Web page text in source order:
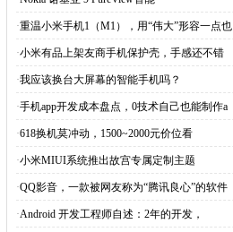
·重温小米手机1（M1），用“伟大”形容一点也
·小米有品上架友商手机保护壳，手感还不错
·我应该换台大屏幕的智能手机吗？
·手机app开发成本盘点，0技术自己也能制作a
·618换机莫冲动，1500~2000元价位看
·小米MIUI系统推出故宫专属定制主题
·QQ影音，一款被网友称为“腾讯良心”的软件
·Android 开发工程师自述：2年的开发，